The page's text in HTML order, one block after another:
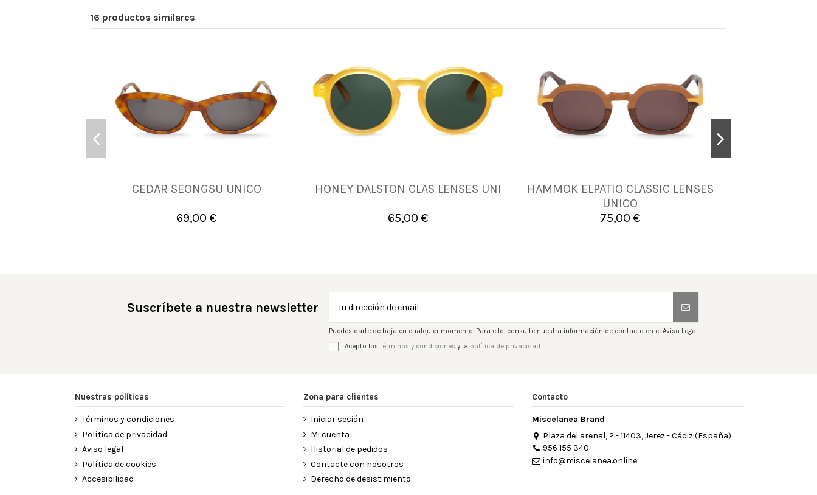
16 productos similares
CEDAR SEONGSU UNICO
69,00 €
UNICA
Añadir al carrito
HONEY DALSTON CLAS LENSES UNI
65,00 €
UN
Añadir al carrito
HAMMOK ELPATIO CLASSIC LENSES
UNICO
75,00 €
UNICA
Añadir al carrito
Suscríbete a nuestra newsletter
Puedes darte de baja en cualquier momento. Para ello, consulte nuestra información de contacto en el Aviso Legal.
Acepto los términos y condiciones y la política de privacidad
Nuestras políticas
Términos y condiciones
Política de privacidad
Aviso legal
Política de cookies
Accesibilidad
Zona para clientes
Iniciar sesión
Mi cuenta
Historial de pedidos
Contacte con nosotros
Derecho de desistimiento
Contacto
Miscelanea Brand
Plaza del arenal, 2 - 11403, Jerez - Cádiz (España)
956 155 340
info@miscelanea.online